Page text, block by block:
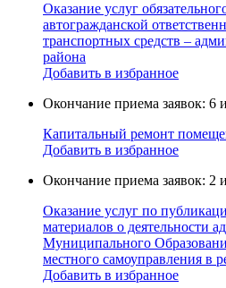
Оказание услуг
автогражданской
транспортных средств –
района
Добавить в избранное
Окончание приема заявок: 6
Капитальный ремонт
Добавить в избранное
Окончание приема заявок: 2
Оказание услуг по
материалов о деятельности
Муниципального
местного самоуправления в
Добавить в избранное